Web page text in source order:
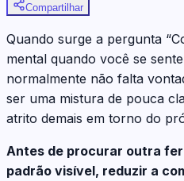
Compartilhar
Quando surge a pergunta
mental quando você se
normalmente não falta
ser uma mistura de pouca
atrito demais em torno do
Antes de procurar outra
padrão visível, reduzir a